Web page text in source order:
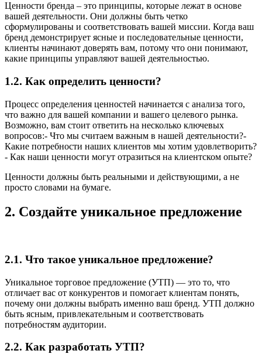
Ценности бренда – это принципы, которые лежат в основе
вашей деятельности. Они должны быть четко
сформулированы и соответствовать вашей миссии. Когда ваш
бренд демонстрирует ясные и последовательные ценности,
клиенты начинают доверять вам, потому что они понимают,
какие принципы управляют вашей деятельностью.
1.2. Как определить ценности?
Процесс определения ценностей начинается с анализа того,
что важно для вашей компании и вашего целевого рынка.
Возможно, вам стоит ответить на несколько ключевых
вопросов:- Что мы считаем важным в нашей деятельности?-
Какие потребности наших клиентов мы хотим удовлетворить?
- Как наши ценности могут отразиться на клиентском опыте?
Ценности должны быть реальными и действующими, а не
просто словами на бумаге.
2. Создайте уникальное предложение
2.1. Что такое уникальное предложение?
Уникальное торговое предложение (УТП) — это то, что
отличает вас от конкурентов и помогает клиентам понять,
почему они должны выбрать именно ваш бренд. УТП должно
быть ясным, привлекательным и соответствовать
потребностям аудитории.
2.2. Как разработать УТП?